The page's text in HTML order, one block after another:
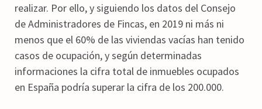
realizar. Por ello, y siguiendo los datos del Consejo
de Administradores de Fincas, en 2019 ni más ni
menos que el 60% de las viviendas vacías han tenido
casos de ocupación, y según determinadas
informaciones la cifra total de inmuebles ocupados
en España podría superar la cifra de los 200.000.